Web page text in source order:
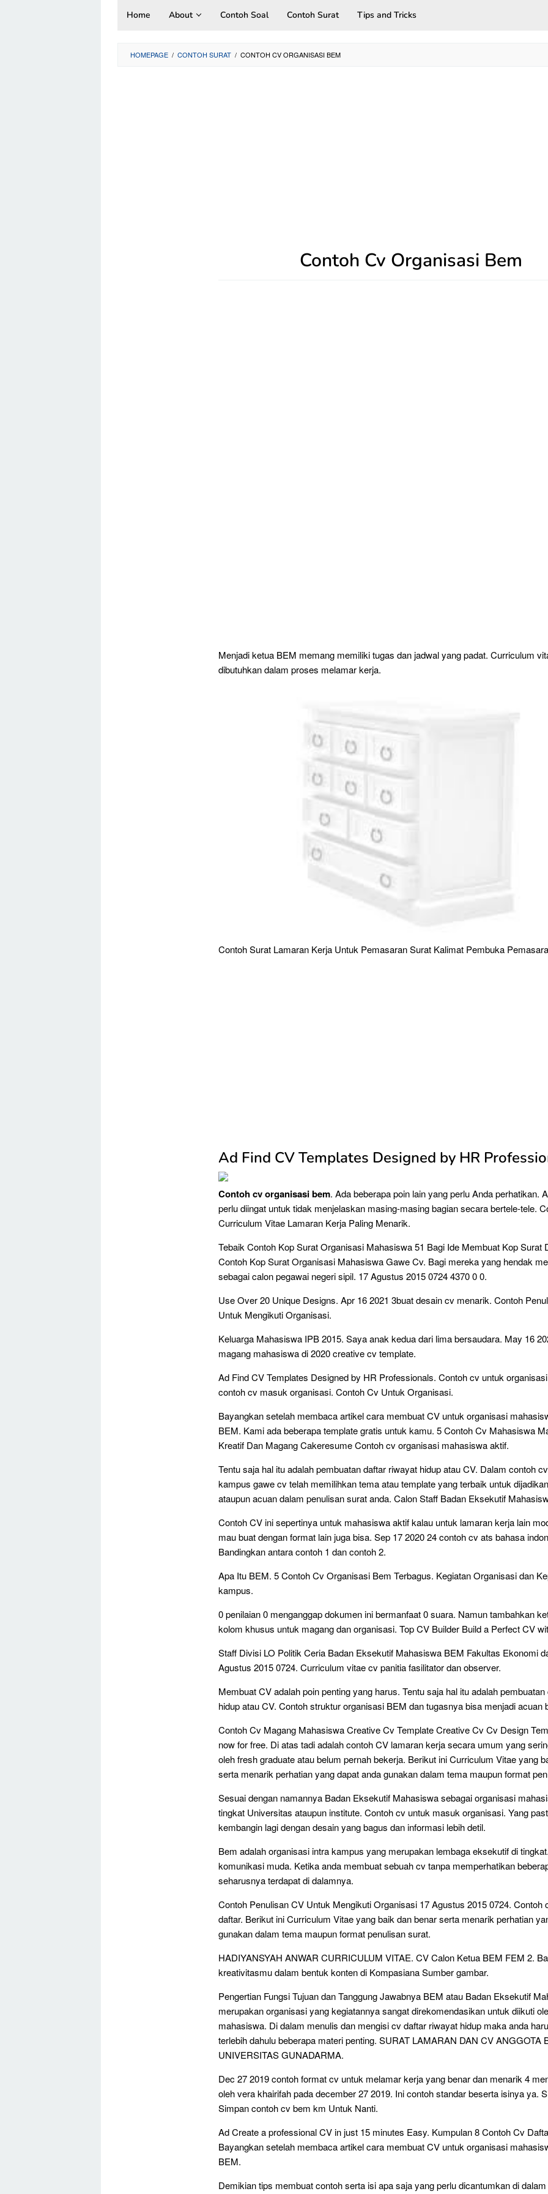
Home About Contoh Soal Contoh Surat Tips and Tricks
HOMEPAGE / CONTOH SURAT / CONTOH CV ORGANISASI BEM
Contoh Cv Organisasi Bem
Menjadi ketua BEM memang memiliki tugas dan jadwal yang padat. Curriculum
dibutuhkan dalam proses melamar kerja.
Contoh Surat Lamaran Kerja Untuk Pemasaran Surat Kalimat Pembuka
Ad Find CV Templates Designed by HR
Contoh cv organisasi bem. Ada beberapa poin lain yang perlu Anda perhatikan.
perlu diingat untuk tidak menjelaskan masing-masing bagian secara bertele-tele.
Curriculum Vitae Lamaran Kerja Paling Menarik.
Tebaik Contoh Kop Surat Organisasi Mahasiswa 51 Bagi Ide Membuat Kop Surat
Contoh Kop Surat Organisasi Mahasiswa Gawe Cv. Bagi mereka yang hendak
sebagai calon pegawai negeri sipil. 17 Agustus 2015 0724 4370 0 0.
Use Over 20 Unique Designs. Apr 16 2021 3buat desain cv menarik. Contoh
Untuk Mengikuti Organisasi.
Keluarga Mahasiswa IPB 2015. Saya anak kedua dari lima bersaudara. May 16
magang mahasiswa di 2020 creative cv template.
Ad Find CV Templates Designed by HR Professionals. Contoh cv untuk
contoh cv masuk organisasi. Contoh Cv Untuk Organisasi.
Bayangkan setelah membaca artikel cara membuat CV untuk organisasi
BEM. Kami ada beberapa template gratis untuk kamu. 5 Contoh Cv Mahasiswa
Kreatif Dan Magang Cakeresume Contoh cv organisasi mahasiswa aktif.
Tentu saja hal itu adalah pembuatan daftar riwayat hidup atau CV. Dalam contoh
kampus gawe cv telah memilihkan tema atau template yang terbaik untuk
ataupun acuan dalam penulisan surat anda. Calon Staff Badan Eksekutif
Contoh CV ini sepertinya untuk mahasiswa aktif kalau untuk lamaran kerja lain
mau buat dengan format lain juga bisa. Sep 17 2020 24 contoh cv ats bahasa
Bandingkan antara contoh 1 dan contoh 2.
Apa Itu BEM. 5 Contoh Cv Organisasi Bem Terbagus. Kegiatan Organisasi dan
kampus.
0 penilaian 0 menganggap dokumen ini bermanfaat 0 suara. Namun tambahkan
kolom khusus untuk magang dan organisasi. Top CV Builder Build a Perfect CV
Staff Divisi LO Politik Ceria Badan Eksekutif Mahasiswa BEM Fakultas Ekonomi
Agustus 2015 0724. Curriculum vitae cv panitia fasilitator dan observer.
Membuat CV adalah poin penting yang harus. Tentu saja hal itu adalah
hidup atau CV. Contoh struktur organisasi BEM dan tugasnya bisa menjadi acuan
Contoh Cv Magang Mahasiswa Creative Cv Template Creative Cv Cv Design
now for free. Di atas tadi adalah contoh CV lamaran kerja secara umum yang
oleh fresh graduate atau belum pernah bekerja. Berikut ini Curriculum Vitae yang
serta menarik perhatian yang dapat anda gunakan dalam tema maupun format
Sesuai dengan namannya Badan Eksekutif Mahasiswa sebagai organisasi
tingkat Universitas ataupun institute. Contoh cv untuk masuk organisasi. Yang
kembangin lagi dengan desain yang bagus dan informasi lebih detil.
Bem adalah organisasi intra kampus yang merupakan lembaga eksekutif di
komunikasi muda. Ketika anda membuat sebuah cv tanpa memperhatikan
seharusnya terdapat di dalamnya.
Contoh Penulisan CV Untuk Mengikuti Organisasi 17 Agustus 2015 0724. Contoh
daftar. Berikut ini Curriculum Vitae yang baik dan benar serta menarik perhatian
gunakan dalam tema maupun format penulisan surat.
HADIYANSYAH ANWAR CURRICULUM VITAE. CV Calon Ketua BEM FEM 2.
kreativitasmu dalam bentuk konten di Kompasiana Sumber gambar.
Pengertian Fungsi Tujuan dan Tanggung Jawabnya BEM atau Badan Eksekutif
merupakan organisasi yang kegiatannya sangat direkomendasikan untuk diikuti
mahasiswa. Di dalam menulis dan mengisi cv daftar riwayat hidup maka anda
terlebih dahulu beberapa materi penting. SURAT LAMARAN DAN CV ANGGOTA
UNIVERSITAS GUNADARMA.
Dec 27 2019 contoh format cv untuk melamar kerja yang benar dan menarik 4
oleh vera khairifah pada december 27 2019. Ini contoh standar beserta isinya ya.
Simpan contoh cv bem km Untuk Nanti.
Ad Create a professional CV in just 15 minutes Easy. Kumpulan 8 Contoh Cv
Bayangkan setelah membaca artikel cara membuat CV untuk organisasi
BEM.
Demikian tips membuat contoh serta isi apa saja yang perlu dicantumkan di